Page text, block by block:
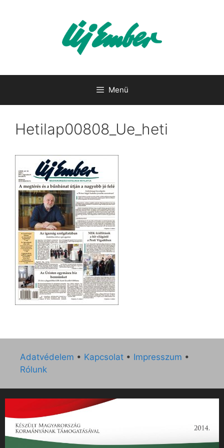
Menü
Hetilap00808_Ue_heti
Adatvédelem • Kapcsolat • Impresszum •
Rólunk